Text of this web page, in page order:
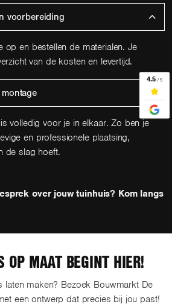
voorbereiding
op en bestellen de materialen. Je
van de kosten en levertijd.
volledig voor je in elkaar. Zo ben je
en professionele plaatsing,
de slag hoeft.
over jouw tuinhuis? Kom langs
OP MAAT BEGINT HIER!
laten maken? Bezoek Bouwmarkt De
een ontwerp dat precies bij jou past!